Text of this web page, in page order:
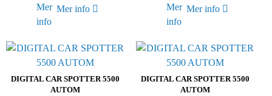
Mer info Mer info
DIGITAL CAR SPOTTER 5500
AUTOM
DIGITAL CAR SPOTTER 5500
AUTOM